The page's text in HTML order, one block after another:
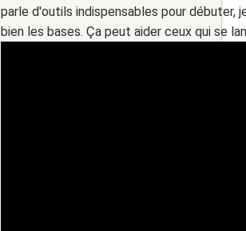
parle d'outils indispensables pour débuter,
bien les bases. Ça peut aider ceux qui se